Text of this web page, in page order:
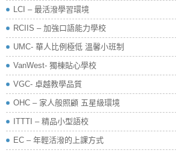
LCI – 最活潑學習環境
RCIIS – 加強口語能力學校
UMC- 華人比例極低 溫馨小班制
VanWest- 獨棟貼心學校
VGC- 卓越教學品質
OHC – 家人般照顧 五星級環境
ITTTI – 精品小型語校
EC – 年輕活潑的上課方式